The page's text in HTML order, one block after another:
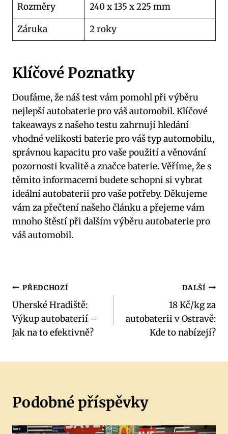
Rozměry
240 x 135 x 225⁤ mm
Záruka
2 roky
Klíčové Poznatky
Doufáme, že náš test vám pomohl při výběru
nejlepší autobaterie pro váš automobil. Klíčové
‍takeaways z ​našeho testu zahrnují hledání
vhodné velikosti ‍baterie⁤ pro váš ‌typ automobilu,
správnou ​kapacitu pro vaše použití​ a⁤ věnování⁣
pozornosti kvalitě a značce baterie. Věříme, že s
těmito ⁤informacemi budete schopni si vybrat‌
ideální autobaterii pro​ vaše potřeby. ⁢Děkujeme
vám ‍za​ přečtení našeho⁣ článku a⁣ přejeme vám
‍mnoho štěstí při dalším výběru autobaterie⁣ pro
váš automobil.
Navigace
pro
příspěvek
PŘEDCHOZÍ
Uherské Hradiště:
Výkup autobaterií –
Jak na to efektivně?
DALŠÍ
18 Kč/kg za
autobaterii v Ostravě:
Kde to nabízejí?
Podobné příspěvky